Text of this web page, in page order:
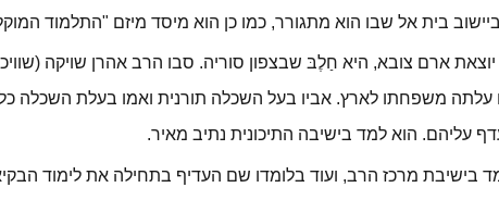
בית אל שבו הוא מתגורר, כמו כן הוא מיסד מיזם "התלמוד
ארם צובא, היא חַלֶבּ שבצפון סוריה. סבו הרב אהרן שויקה
משפחתו לארץ. אביו בעל השכלה תורנית ואמו בעלת השכלה
עליהם. הוא למד בישיבה התיכונית נתיב מאיר.
בישיבת מרכז הרב, ועוד בלומדו שם העדיף בתחילה את לימוד